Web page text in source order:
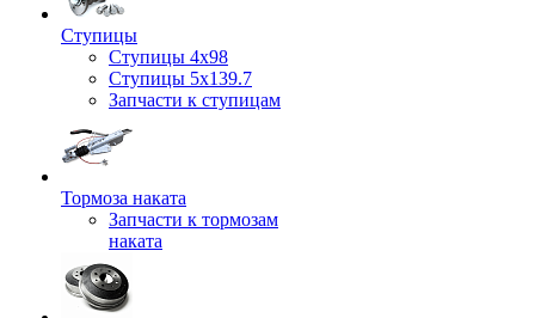
Ступицы
Ступицы 4x98
Ступицы 5x139.7
Запчасти к ступицам
Тормоза наката
Запчасти к тормозам
наката